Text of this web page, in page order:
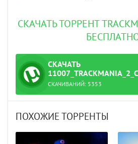
СКАЧАТЬ ТОРРЕНТ
СКАЧАТЬ
ТОРРЕНТ
СКАЧИВАНИЙ: 5353
ПОХОЖИЕ ТОРРЕНТЫ